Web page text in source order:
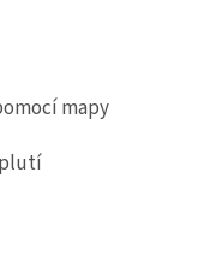
mapy